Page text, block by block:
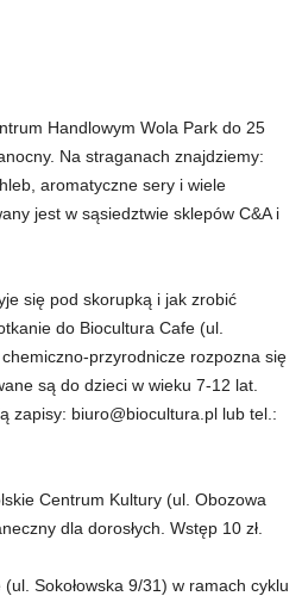
Handlowym Wola Park do 25
Na straganach znajdziemy:
aromatyczne sery i wiele
jest w sąsiedztwie sklepów C&A i
się pod skorupką i jak zrobić
do Biocultura Cafe (ul.
przyrodnicze rozpozna się
są do dzieci w wieku 7-12 lat.
zapisy: biuro@biocultura.pl lub tel.:
Centrum Kultury (ul. Obozowa
dla dorosłych. Wstęp 10 zł.
Sokołowska 9/31) w ramach cyklu